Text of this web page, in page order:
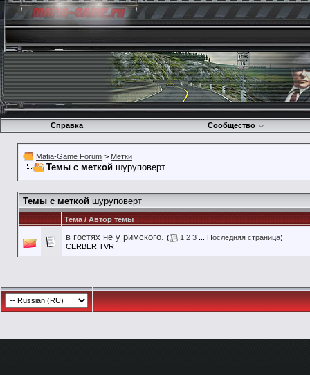
Справка Сообщество
Mafia-Game Forum > Метки
Темы с меткой шуруповерт
Темы с меткой шуруповерт
Тема / Автор темы
в гостях не у римского. ( 1 2 3 Последняя страница)
CERBER TVR